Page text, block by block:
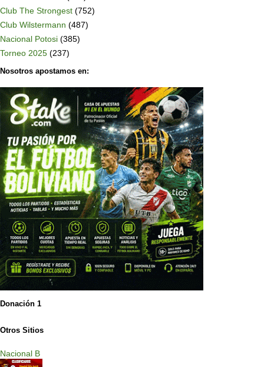
Club The Strongest (752)
Club Wilstermann (487)
Nacional Potosi (385)
Torneo 2025 (237)
Nosotros apostamos en:
Donación 1
Otros Sitios
Nacional B